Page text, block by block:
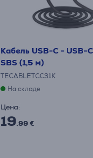
Кабель USB-C - USB-
SBS (1,5 м)
TECABLETCC31K
На складе
Цена:
19.99 €